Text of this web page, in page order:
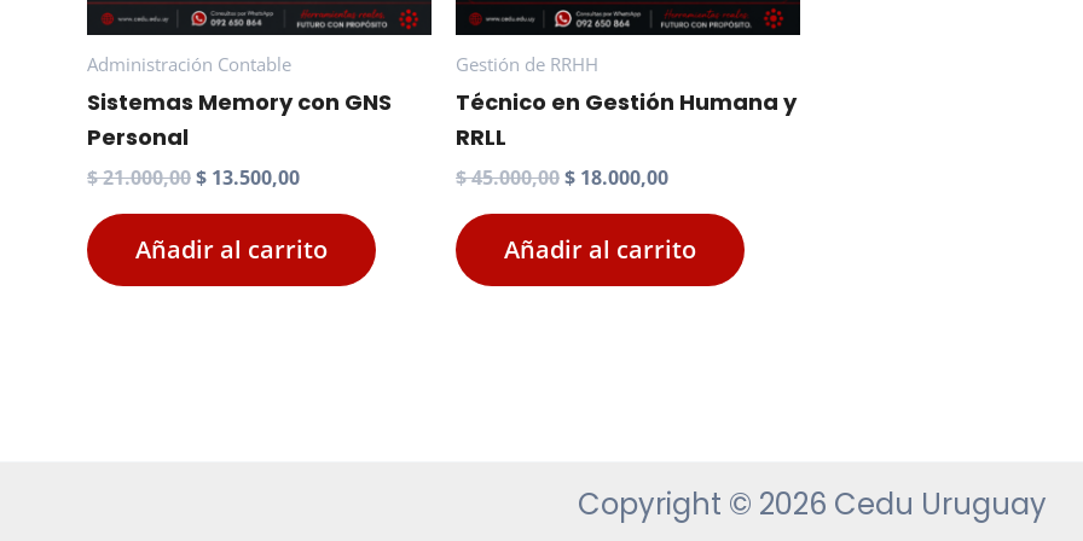
Administración Contable
Sistemas Memory con GNS
Personal
$21.000,00El
era:
$ 13.500,00El
actual
es:
$ 13.500,00.
Añadir al carrito
Gestión de RRHH
Técnico en Gestión Humana y
RRLL
$45.000,00El
era:
$ 18.000,00El
actual
es:
$ 18.000,00.
Añadir al carrito
Copyright © 2026 Cedu Uruguay